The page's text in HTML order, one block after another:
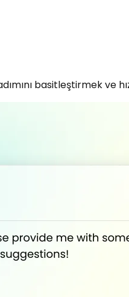
basitleştirmek ve